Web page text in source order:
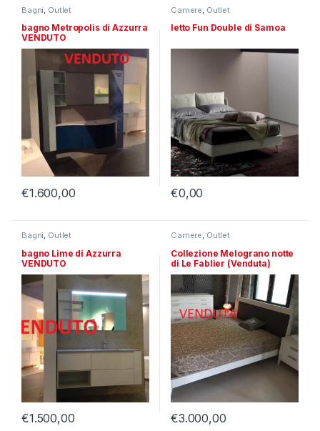
Bagni, Outlet
bagno Metropolis di Azzurra
VENDUTO
€1.600,00
Camere, Outlet
letto Fun Double di Samoa
€0,00
Bagni, Outlet
bagno Lime di Azzurra
VENDUTO
€1.500,00
Camere, Outlet
Collezione Melograno notte
di Le Fablier (Venduta)
€3.000,00